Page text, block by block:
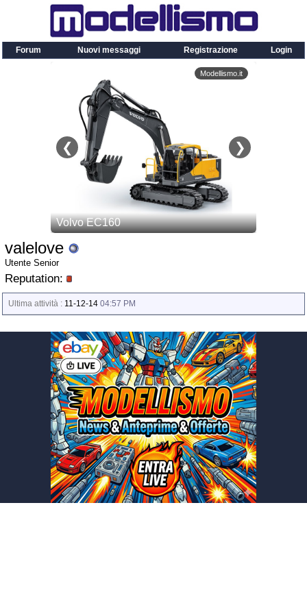
Forum Nuovi messaggi Registrazione Login
valelove
Utente Senior
Reputation:
Ultima attività : 11-12-14 04:57 PM